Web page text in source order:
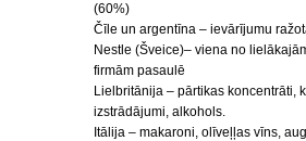
(60%)
Čīle un argentīna – ievārījumu
Nestle (Šveice)– viena no
firmām pasaulē
Lielbritānija – pārtikas koncentrāti,
izstrādājumi, alkohols.
Itālija – makaroni, olīveļļas vīns,